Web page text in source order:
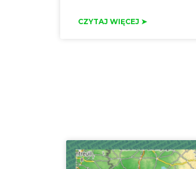
CZYTAJ WIĘCEJ ➤